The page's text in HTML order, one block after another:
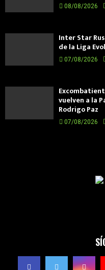
08/08/2026
Inter Star
de la Liga
07/08/2026
vuelven a la
Rodrigo Paz
07/08/2026